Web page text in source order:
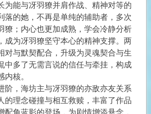
为能与冴羽獠并肩作战、精神对等的
落的她，不再是单纯的辅助者，多次
獠；内心也更加成熟，学会冷静分析
成为冴羽獠坚守本心的精神支撑。两
对与默契配合，升级为灵魂契合与生
中多了无需言说的信任与牵挂，构成
核。
阶，海坊主与冴羽獠的亦敌亦友关系
的理念碰撞与相互救赎，丰富了作品